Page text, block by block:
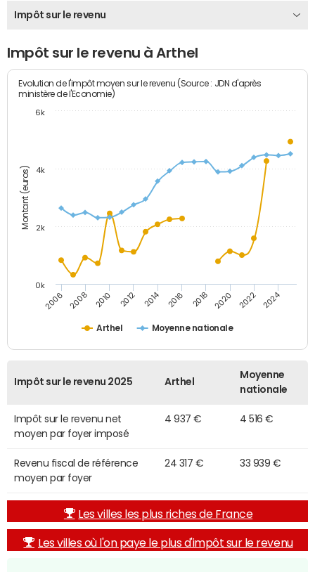
Impôt sur le revenu
Impôt sur le revenu à Arthel
Montant (euros)
Evolution de l'impôt moyen sur le revenu (Source : JDN d'après
ministère de l'Economie)
Arthel Moyenne nationale
2006 2008 2010 2012 2014 2016 2018 2020 2022 2024
0k
2k
4k
6k
Impôt sur le revenu 2025 Arthel
Moyenne
nationale
Impôt sur le revenu net
moyen par foyer imposé
4 937 € 4 516 €
Revenu fiscal de référence
moyen par foyer
24 317 € 33 939 €
Les villes les plus riches de France
Les villes où l'on paye le plus d'impôt sur le revenu